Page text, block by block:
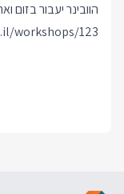
הוובינר יעבור בזום
workshops/123